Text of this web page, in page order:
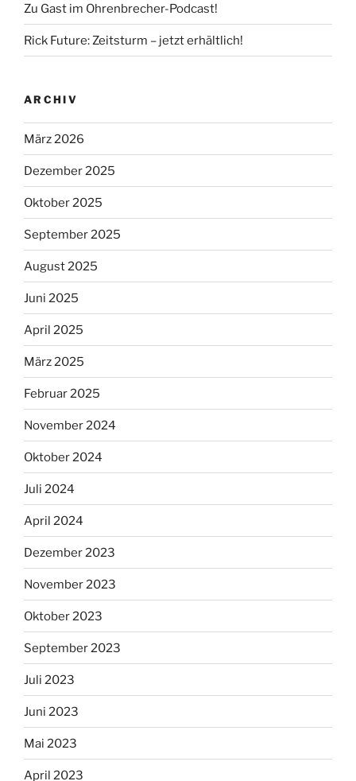
Zu Gast im Ohrenbrecher-Podcast!
Rick Future: Zeitsturm – jetzt erhältlich!
ARCHIV
März 2026
Dezember 2025
Oktober 2025
September 2025
August 2025
Juni 2025
April 2025
März 2025
Februar 2025
November 2024
Oktober 2024
Juli 2024
April 2024
Dezember 2023
November 2023
Oktober 2023
September 2023
Juli 2023
Juni 2023
Mai 2023
April 2023